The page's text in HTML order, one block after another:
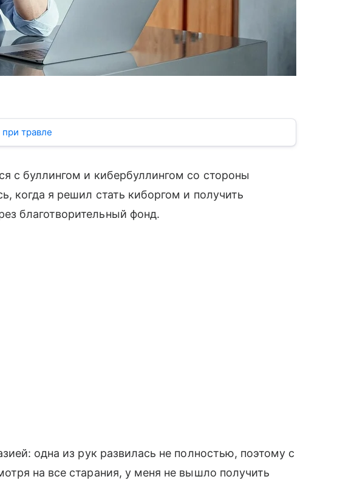
травле
с буллингом и кибербуллингом со стороны
когда я решил стать киборгом и получить
благотворительный фонд.
одна из рук развилась не полностью, поэтому с
на все старания, у меня не вышло получить